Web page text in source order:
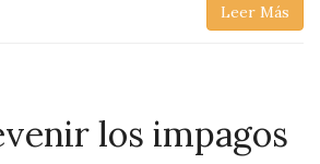
Leer Más
los impagos